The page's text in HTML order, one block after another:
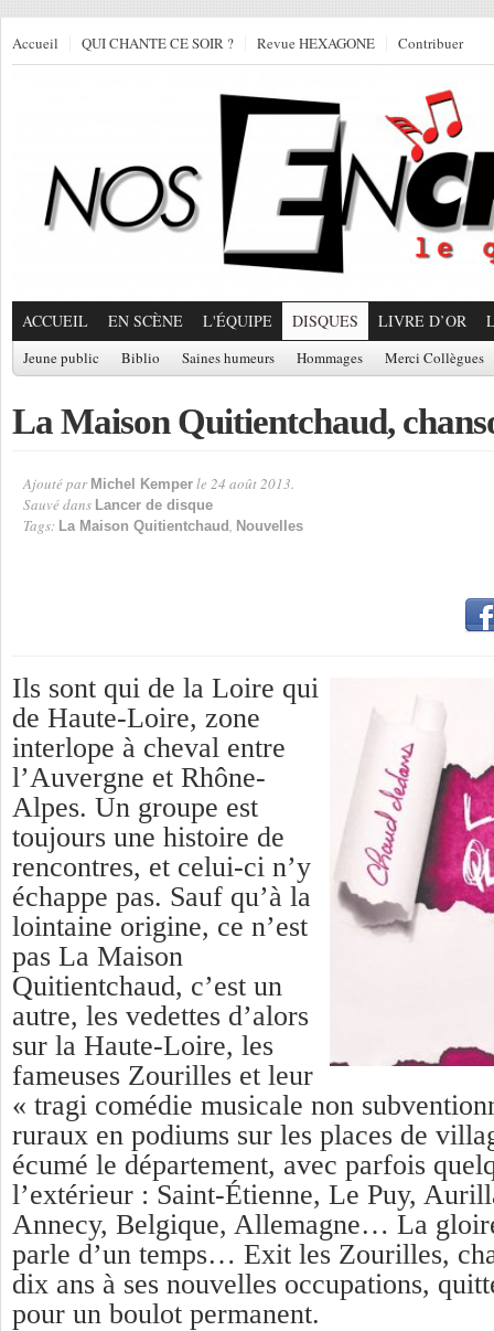
Accueil QUI CHANTE CE SOIR ? Revue HEXAGONE Contribuer
ACCUEIL EN SCÈNE L'ÉQUIPE DISQUES LIVRE D’OR
Jeune public Biblio Saines humeurs Hommages Merci Collègues
La Maison Quitientchaud,
Ajouté par Michel Kemper le 24 août 2013.
Sauvé dans Lancer de disque
Tags: La Maison Quitientchaud, Nouvelles
Ils sont qui de la Loire qui
de Haute-Loire, zone
interlope à cheval entre
l’Auvergne et Rhône-
Alpes. Un groupe est
toujours une histoire de
rencontres, et celui-ci n’y
échappe pas. Sauf qu’à la
lointaine origine, ce n’est
pas La Maison
Quitientchaud, c’est un
autre, les vedettes d’alors
sur la Haute-Loire, les
fameuses Zourilles et leur
« tragi comédie musicale non
ruraux en podiums sur les places de
écumé le département, avec parfois
l’extérieur : Saint-Étienne, Le Puy,
Annecy, Belgique, Allemagne… La
parle d’un temps… Exit les Zourilles,
dix ans à ses nouvelles occupations,
pour un boulot permanent.